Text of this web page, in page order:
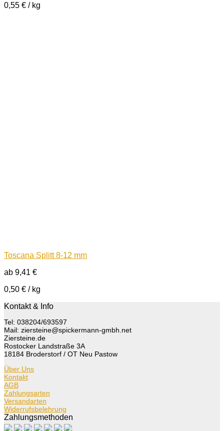
0,55 € / kg
Toscana Splitt 8-12 mm
ab 9,41 €
0,50 € / kg
Kontakt & Info
Tel: 038204/693597
Mail: ziersteine@spickermann-gmbh.net
Ziersteine.de
Rostocker Landstraße 3A
18184 Broderstorf / OT Neu Pastow
Über Uns
Kontakt
AGB
Zahlungsarten
Versandarten
Widerrufsbelehrung
Zahlungsmethoden